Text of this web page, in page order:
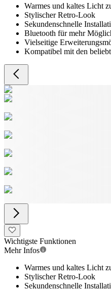
Warmes und kaltes Licht
Stylischer Retro-Look
Sekundenschnelle
Bluetooth für mehr
Vielseitige
Kompatibel mit den
Wichtigste Funktionen
Mehr Infos
Warmes und kaltes Licht
Stylischer Retro-Look
Sekundenschnelle